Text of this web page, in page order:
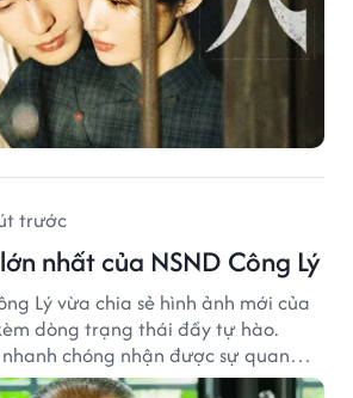
trước
nhất của NSND Công Lý
Lý vừa chia sẻ hình ảnh mới của
dòng trạng thái đầy tự hào.
chóng nhận được sự quan
giả.